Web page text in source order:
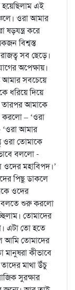
এই
ওরা আমার
ষড়যন্ত্র করে
বিশ্বস্ত
সব ছেড়ে।
অপেক্ষায়।
আমার সবচেয়ে
ধরিয়ে দিয়ে
তারপর আমাকে
করলো – ‘ওরা
‘ওরা আমার
ওরা তোমাকে
বললো -
মহাবিপদ।’
পিছু ডাকলে
ওদের
বলতে শুরু করলো
তোমাদের
এটা তো হতে
আমি তোমাদের
কীভাবে
মাথা উঁচু
সুরক্ষার